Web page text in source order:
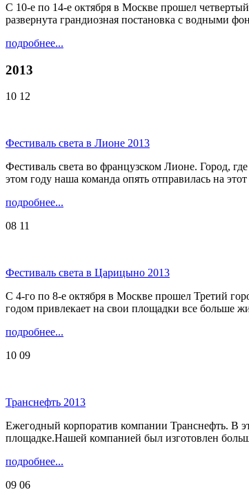
С 10-е по 14-е октября в Москве прошел
развернута грандиозная постановка с водными
подробнее...
2013
10 12
Фестиваль света в Лионе 2013
Фестиваль света во французcком Лионе. Город,
этом году наша команда опять отправилась на
подробнее...
08 11
Фестиваль света в Царицыно 2013
С 4-го по 8-е октября в Москве прошел Третий
годом привлекает на свои площадки все больше
подробнее...
10 09
Транснефть 2013
Ежегодный корпоратив компании Транснефть. В
площадке.Нашей компанией был изготовлен
подробнее...
09 06